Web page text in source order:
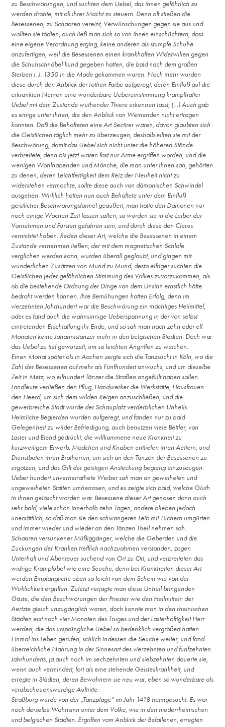
zu Beschwörungen, und suchten dem Uebel, das ihnen gefährlich zu
werden drohte, mit all ihrer Macht zu steuern. Denn oft stießen die
Besessenen, zu Schaaren vereint, Verwünschungen gegen sie aus und
wollten sie tödten, auch ließ man sich so von ihnen einschüchtern, dass
eine eigene Verordnung erging, keine anderen als stumpfe Schuhe
anzufertigen, weil die Besessenen einen krankhaften Widerwillen gegen
die Schuhschnäbel kund gegeben hatten, die bald nach dem großen
Sterben i. J. 1350 in die Mode gekommen waren. Noch mehr wurden
diese durch den Anblick der rothen Farbe aufgeregt, deren Einfluß auf die
erkrankten Nerven eine wunderbare Uebereinstimmung krampfhafter
Uebel mit dem Zustande wüthender Thiere erkennen lässt, (…) Auch gab
es einige unter ihnen, die den Anblick von Weinenden nicht ertragen
konnten. Daß die Behafteten eine Art Sectirer wären, davon glaubten sich
die Geistlichen täglich mehr zu überzeugen, deshalb eilten sie mit der
Beschwörung, damit das Uebel sich nicht unter die höheren Stände
verbreitete, denn bis jetzt waren fast nur Arme ergriffen worden, und die
wenigen Wohlhabenden und Mönche, die man unter ihnen sah, gehörten
zu denen, deren Leichtfertigkeit dem Reiz der Neuheit nicht zu
widerstehen vermochte, sollte diese auch von dämonischen Schwindel
ausgehen. Wirklich hatten nun auch Behaftete unter dem Einfluß
geistlicher Beschwörungsformel geäußert, man hätte den Dämonen nur
noch einige Wochen Zeit lassen sollen, so würden sie in die Leiber der
Vornehmen und Fürsten gefahren sein, und durch diese den Clerus
vernichtet haben. Reden dieser Art, welche die Besessenen in einem
Zustande vernehmen ließen, der mit dem magnetischen Schlafe
verglichen werden kann, wurden überall geglaubt, und gingen mit
wunderlichen Zusätzen von Mund zu Mund, desto eifriger suchten die
Geistlichen jeder gefährlichen Stimmung des Volkes zuvorzukommen, als
ob die bestehende Ordnung der Dinge von dem Unsinn ernstlich hätte
bedroht werden können. Ihre Bemühungen hatten Erfolg, denn im
vierzehnten Jahrhundert war die Beschwörung ein mächtiges Heilmittel,
oder es fand auch die wahnsinnige Ueberspannung in der von selbst
eintretenden Erschlaffung ihr Ende, und so sah man nach zehn oder elf
Monaten keine Johannistänzer mehr in den belgischen Städten. Doch war
das Uebel zu tief gewurzelt, um so leichten Angriffen zu weichen.
Einen Monat später als in Aachen zeigte sich die Tanzsucht in Köln, wo die
Zahl der Besessenen auf mehr als Fünfhundert anwuchs, und um dieselbe
Zeit in Metz, wo elfhundert Tänzer die Straßen angefüllt haben sollen.
Landleute verließen den Pflug, Handwerker die Werkstätte, Hausfrauen
den Heerd, um sich dem wilden Reigen anzuschließen, und die
gewerbreiche Stadt wurde der Schauplatz verderblichen Unheils.
Heimliche Begierden wurden aufgeregt, und fanden nur zu bald
Gelegenheit zu wilder Befriedigung, auch benutzen viele Bettler, von
Laster und Elend gedrückt, die willkommene neue Krankheit zu
kurzweiligem Erwerb. Mädchen und Knaben entliefen ihren Aeltern, und
Dienstboten ihren Brotherren, um sich an den Tänzen der Besessenen zu
ergötzen, und das Gift der geistigen Ansteckung begierig einzusaugen.
Ueber hundert unverheirathete Weiber sah man an geweiheten und
ungeweiheten Stätten umherrasen, und es zeigte sich bald, welche Gluth
in ihnen gelöscht worden war. Besessene dieser Art genasen dann auch
sehr bald, viele schon innerhalb zehn Tagen, andere blieben jedoch
unersättlich, so daß man sie den schwangeren Leib mit Tüchern umgürten
und immer wieder und wieder an den Tänzen Theil nehmen sah.
Schaaren versunkener Müßiggänger, welche die Geberden und die
Zuckungen der Kranken trefflich nachzuahmen verstanden, zogen
Unterhalt und Abenteuer suchend von Ort zu Ort, und verbreiteten das
widrige Krampfübel wie eine Seuche, denn bei Krankheiten dieser Art
werden Empfängliche eben so leicht von dem Schein wie von der
Wirklichkeit ergriffen. Zuletzt verjagte man diese Unheil bringenden
Gäste, die den Beschwörungen der Priester wie den Heilmitteln der
Aertzte gleich unzugänglich waren, doch konnte man in den rheinischen
Städten erst nach vier Monaten des Truges und der Lasterhaftigkeit Herr
werden, die das ursprüngliche Uebel so bedenklich vergrößert hatten.
Einmal ins Leben gerufen, schlich indessen die Seuche weiter, und fand
überreichliche Nahrung in der Sinnesart des vierzehnten und funfzehnten
Jahrhunderts, ja auch noch im sechzehnten und siebzehnten dauerte sie,
wenn auch vermindert, fort als eine stehende Geisteskrankheit, und
erregte in Städten, deren Bewohnern sie neu war, eben so wunderbare als
verabscheuenswürdige Auftritte.
Straßburg wurde von der „Tanzplage“ im Jahr 1418 heimgesucht. Es war
noch derselbe Wahnsinn unter dem Volke, wie in den niederrheinischen
und belgischen Städten. Ergriffen vom Anblick der Befallenen, erregten